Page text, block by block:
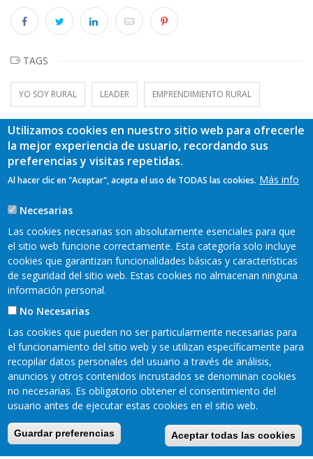
TAGS
YO SOY RURAL LEADER EMPRENDIMIENTO RURAL
READER 2018©
Pie
de
Contacto Mapa web
Aviso legal
Política de privacidad
Cookies
Accesibilidad
Utilizamos cookies en nuestro sitio web para ofrecerle
la mejor experiencia de usuario, recordando sus
preferencias y visitas repetidas.
Al hacer clic en "Aceptar", acepta el uso de TODAS las cookies. Más info
Necesarias
Las cookies necesarias son absolutamente esenciales para que
el sitio web funcione correctamente. Esta categoría solo incluye
cookies que garantizan funcionalidades básicas y características
de seguridad del sitio web. Estas cookies no almacenan ninguna
información personal.
No Necesarias
Las cookies que pueden no ser particularmente necesarias para
el funcionamiento del sitio web y se utilizan específicamente para
recopilar datos personales del usuario a través de análisis,
anuncios y otros contenidos incrustados se denominan cookies
no necesarias. Es obligatorio obtener el consentimiento del
usuario antes de ejecutar estas cookies en el sitio web.
Guardar preferencias Aceptar todas las cookies